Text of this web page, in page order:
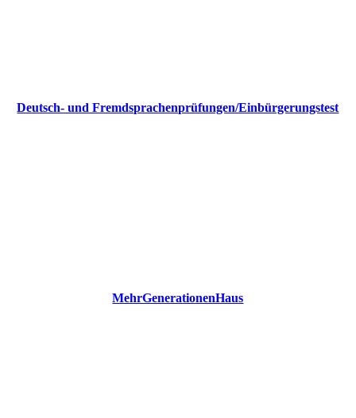
Deutsch- und Fremdsprachenprüfungen/Einbürgerungstest
MehrGenerationenHaus